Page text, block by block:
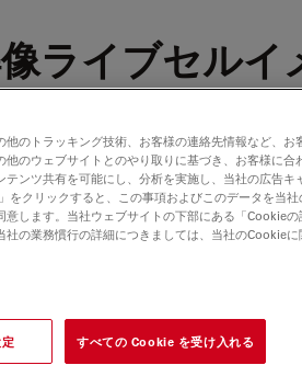
ライブセルイ
enquire about recent alternative
のトラッキング技術、お客様の連絡先情報など、お
のウェブサイトとのやり取りに基づき、お客様に合
ンツ共有を可能にし、分析を実施し、当社の広告キ
クリックすると、この事項およびこのデータを当社
します。当社ウェブサイトの下部にある「Cookie
の業務慣行の詳細につきましては、当社のCookieに
すべての Cookie を受け入れる